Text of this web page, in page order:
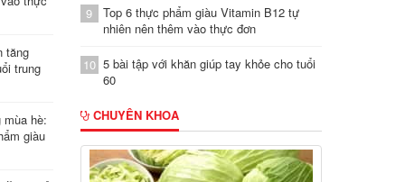
tăng
trung
hè:
giàu
9
Top 6 thực phẩm giàu Vitamin B12 tự
nhiên nên thêm vào thực đơn
10 5 bài tập với khăn giúp tay khỏe cho tuổi
60
CHUYÊN KHOA